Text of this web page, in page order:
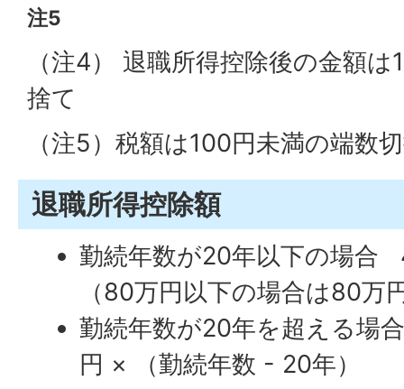
注5
（注4） 退職所得控除後の金額
捨て
（注5）税額は100円未満の端数
退職所得控除額
勤続年数が20年以下の場合
（80万円以下の場合は80万
勤続年数が20年を超える場
円 × （勤続年数 - 20年）